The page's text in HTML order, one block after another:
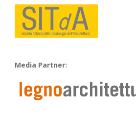
Media Partner: